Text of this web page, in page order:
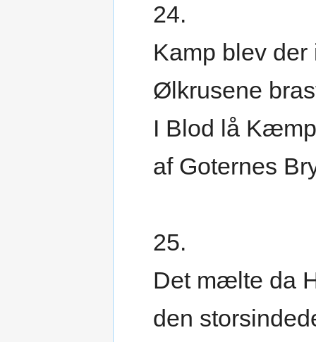
24.
Kamp blev der
Ølkrusene
I Blod lå
af Goternes
25.
Det mælte da
den